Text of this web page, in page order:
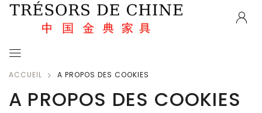
ACCUEIL A PROPOS DES COOKIES
A PROPOS DES COOKIES